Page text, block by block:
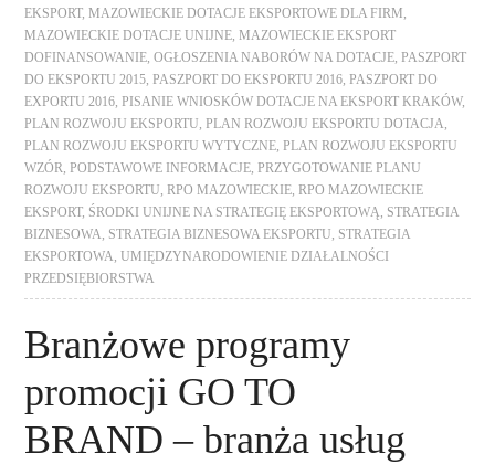
EKSPORT, MAZOWIECKIE DOTACJE EKSPORTOWE DLA FIRM
MAZOWIECKIE DOTACJE UNIJNE
MAZOWIECKIE EKSPORT
DOFINANSOWANIE ,OGŁOSZENIA NABORÓW NA DOTACJE
PASZPORT
DO EKSPORTU 2015
PASZPORT DO EKSPORTU 2016
PASZPORT DO
EXPORTU 2016
PISANIE WNIOSKÓW DOTACJE NA EKSPORT KRAKÓW,
PLAN ROZWOJU EKSPORTU
PLAN ROZWOJU EKSPORTU DOTACJA
PLAN ROZWOJU EKSPORTU WYTYCZNE
PLAN ROZWOJU EKSPORTU
WZÓR
PODSTAWOWE INFORMACJE
PRZYGOTOWANIE PLANU
ROZWOJU EKSPORTU
RPO MAZOWIECKIE
RPO MAZOWIECKIE
EKSPORT, ŚRODKI UNIJNE NA STRATEGIĘ EKSPORTOWĄ
STRATEGIA
BIZNESOWA
STRATEGIA BIZNESOWA EKSPORTU
STRATEGIA
EKSPORTOWA
UMIĘDZYNARODOWIENIE DZIAŁALNOŚCI
PRZEDSIĘBIORSTWA
Branżowe programy
promocji GO TO
BRAND – branża usług